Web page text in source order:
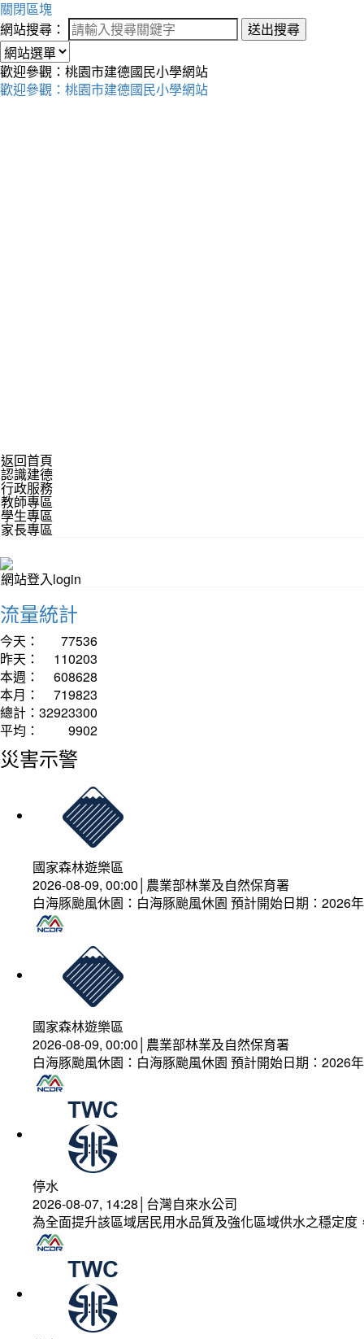
關閉區塊
網站搜尋：
送出搜尋
歡迎參觀：桃園市建德國民小學網站
歡迎參觀：桃園市建德國民小學網站
返回首頁
認識建德
行政服務
教師專區
學生專區
家長專區
網站登入login
流量統計
今天：
77536
昨天：
110203
本週：
608628
本月：
719823
總計： 32923300
平均：
9902
災害示警
國家森林遊樂區
2026-08-09, 00:00│農業部林業及自然保育署
白海豚颱風休園：白海豚颱風休園 預計開始日期：2026
國家森林遊樂區
2026-08-09, 00:00│農業部林業及自然保育署
白海豚颱風休園：白海豚颱風休園 預計開始日期：2026
停水
2026-08-07, 14:28│台灣自來水公司
為全面提升該區域居民用水品質及強化區域供水之穩定